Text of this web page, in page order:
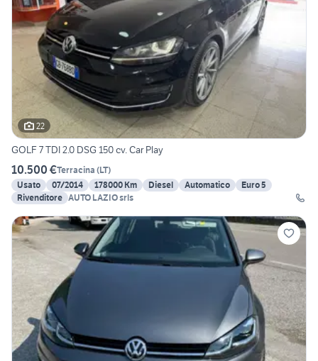
22
GOLF 7 TDI 2.0 DSG 150 cv. Car Play
10.500 €Terracina (LT)
Usato
07/2014 178000 Km Diesel Automatico
Euro 5
Rivenditore AUTO LAZIO srls